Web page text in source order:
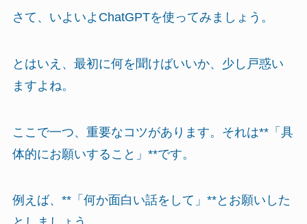
さて、いよいよChatGPTを使ってみましょう。
とはいえ、最初に何を聞けばいいか、少し戸惑い
ますよね。
ここで一つ、重要なコツがあります。それは**「具
体的にお願いすること」**です。
例えば、**「何か面白い話をして」**とお願いした